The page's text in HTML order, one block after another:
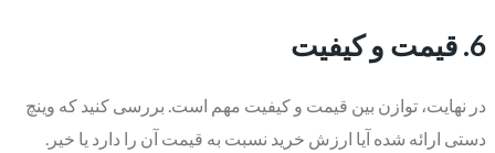
6. قیمت و کیفیت
در نهایت، توازن بین قیمت و کیفیت مهم است. بررسی کنید که وینچ
دستی ارائه شده آیا ارزش خرید نسبت به قیمت آن را دارد یا خیر.